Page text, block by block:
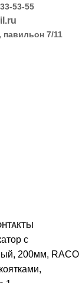
53-55
7/11
с
200мм, RACO